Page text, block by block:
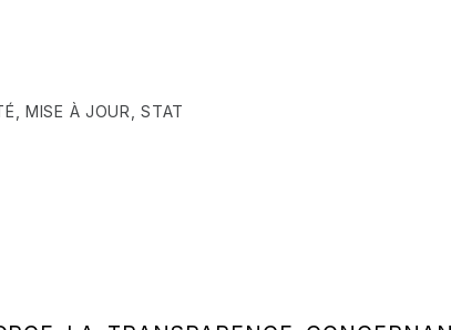
, MISE À JOUR,STAT